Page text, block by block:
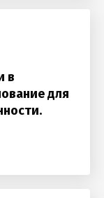
в
для